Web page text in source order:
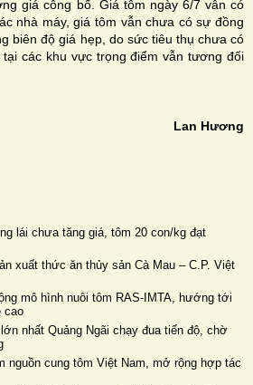
giá công bố. Giá tôm ngày 6/7 vẫn có
nhà máy, giá tôm vẫn chưa có sự đồng
biên độ giá hẹp, do sức tiêu thụ chưa có
các khu vực trọng điểm vẫn tương đối
Lan Hương
lái chưa tăng giá, tôm 20 con/kg đạt
xuất thức ăn thủy sản Cà Mau – C.P. Việt
mô hình nuôi tôm RAS-IMTA, hướng tới
cao
nhất Quảng Ngãi chạy đua tiến độ, chờ
nguồn cung tôm Việt Nam, mở rộng hợp tác